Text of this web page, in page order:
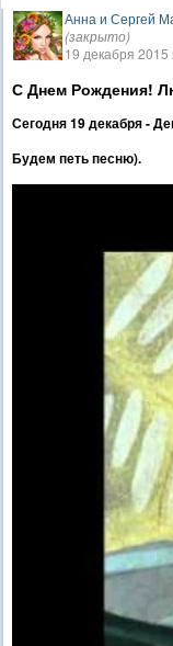
Анна и Сергей
(закрыто)
19 декабря 2015
С Днем Рождения!
Сегодня 19 декабря -
Будем петь песню).